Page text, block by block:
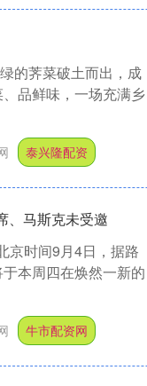
的荠菜破土而出，成
品鲜味，一场充满乡
泰兴隆配资
、马斯克未受邀
京时间9月4日，据路
本周四在焕然一新的
牛市配资网